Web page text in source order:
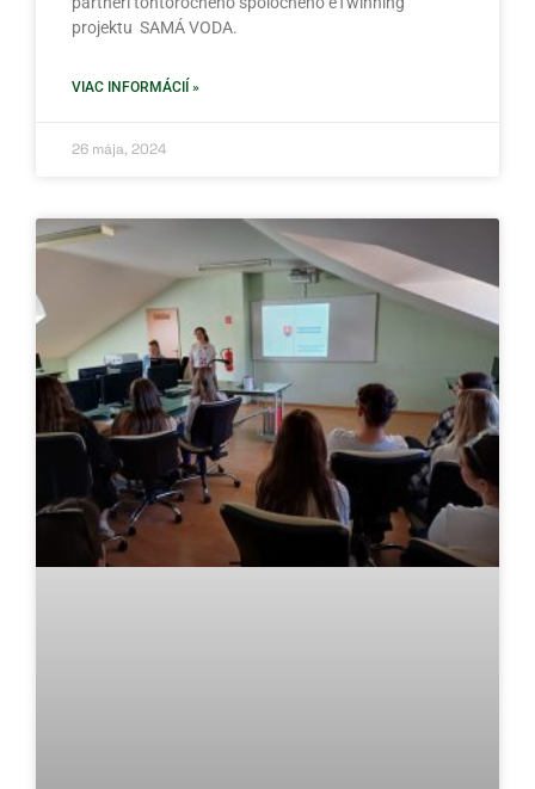
projektu SAMÁ VODA.
VIAC INFORMÁCIÍ »
26 mája, 2024